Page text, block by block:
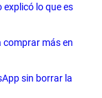
explicó lo que es
comprar más en
sin borrar la